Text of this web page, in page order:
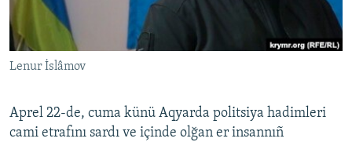
Русский
Українською
Lenur İslâmov
Aprel 22-de, cuma künü Aqyarda politsiya hadimleri
cami etrafını sardı ve içinde olğan er insannıñ